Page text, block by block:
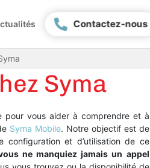
Contactez-nous
Syma
pour vous aider à comprendre et à
Syma Mobile. Notre objectif est de
et d’utilisation de ce
ne manquiez jamais un appel